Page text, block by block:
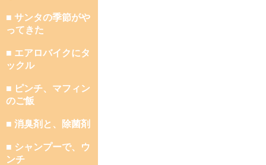
■ サンタの季節がや
ってきた
■ エアロバイクにタ
ックル
■ ピンチ、マフィン
のご飯
■ 消臭剤と、除菌剤
■ シャンプーで、ウ
ンチ